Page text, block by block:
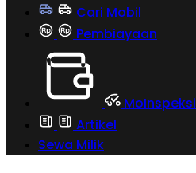
Cari Mobil
Pembiayaan
MoInspeksi
Artikel
Sewa Milik